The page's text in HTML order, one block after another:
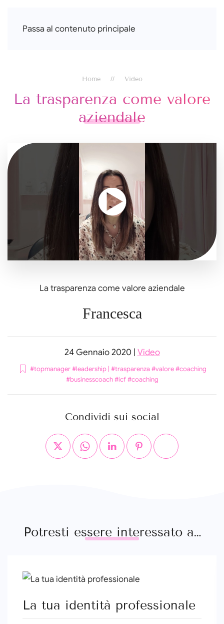
Passa al contenuto principale
Francesca Di Falco
Home Video
La trasparenza come valore
aziendale
La trasparenza come valore aziendale
Francesca
24 Gennaio 2020 Video
#topmanager #leadership | #trasparenza #valore #coaching
#businesscoach #icf #coaching
Condividi sui social
Potresti essere interessato a…
La tua identità professionale